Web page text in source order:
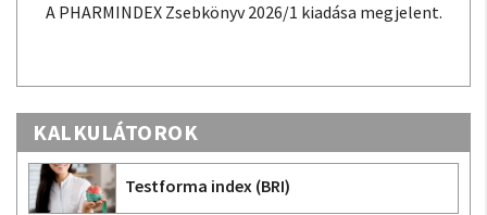
A PHARMINDEX Zsebkönyv 2026/1 kiadása megjelent.
KALKULÁTOROK
Testforma index (BRI)